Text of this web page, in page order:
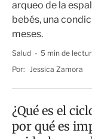
arqueo de la
bebés, una
meses.
Salud
5 min de
Por: Jessica Zamora
¿Qué es el
por qué es